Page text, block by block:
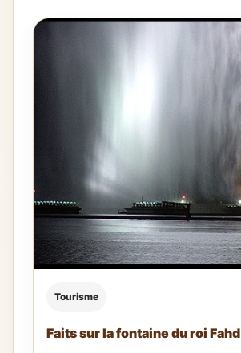
Tourisme
Faits sur la fontaine du roi Fahd